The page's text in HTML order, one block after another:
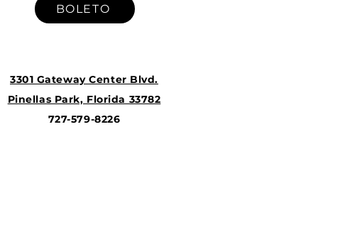
BOLETO
3301 Gateway Center Blvd.
Pinellas Park, Florida 33782
727-579-8226